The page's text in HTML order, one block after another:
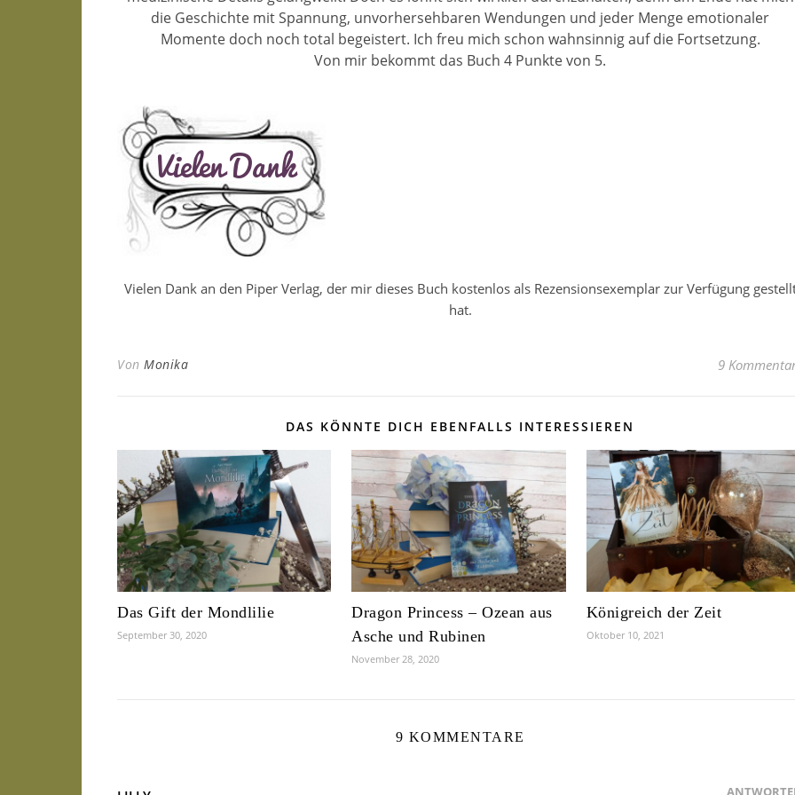
die Geschichte mit Spannung, unvorhersehbaren Wendungen und jeder Menge emotionaler
Momente doch noch total begeistert. Ich freu mich schon wahnsinnig auf die Fortsetzung.
Von mir bekommt das Buch 4 Punkte von 5.
Vielen Dank an den Piper Verlag, der mir dieses Buch kostenlos als Rezensionsexemplar zur Verfügung
hat.
Von Monika 9
DAS KÖNNTE DICH EBENFALLS INTERESSIEREN
Das Gift der Mondlilie
September 30, 2020
Dragon Princess – Ozean aus
Asche und Rubinen
November 28, 2020
Königreich der Zeit
Oktober 10, 2021
9 KOMMENTARE